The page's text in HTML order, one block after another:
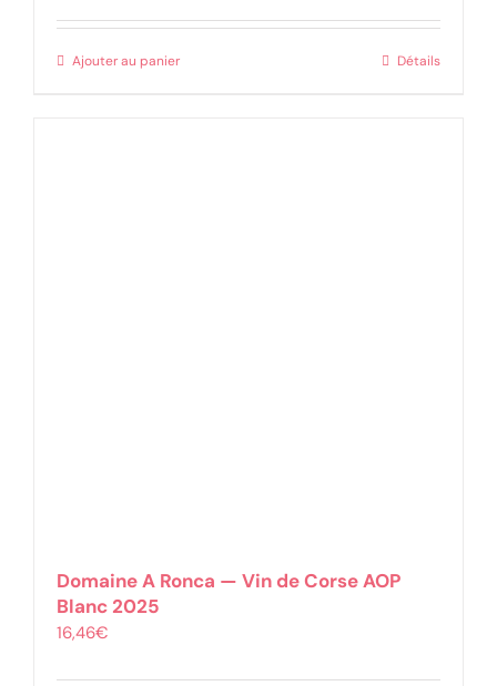
Ajouter au panier Détails
Domaine A Ronca — Vin de Corse AOP
Blanc 2025
16,46€